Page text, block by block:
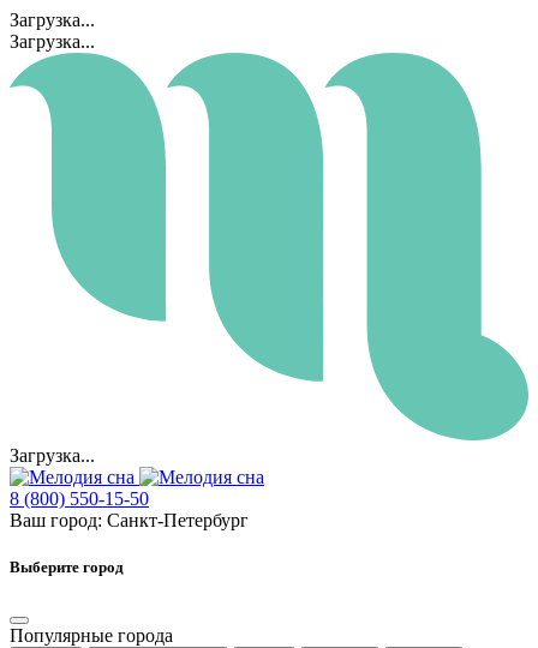
Загрузка...
Загрузка...
Загрузка...
8 (800) 550-15-50
Ваш город: Санкт-Петербург
Выберите город
Популярные города